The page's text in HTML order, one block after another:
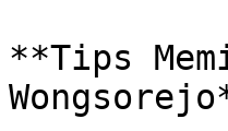
**Tips